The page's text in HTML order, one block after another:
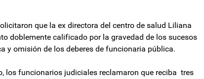
que la ex directora del centro de salud Liliana
doblemente calificado por la gravedad de los sucesos
y omisión de los deberes de funcionaria pública.
los funcionarios judiciales reclamaron que reciba tres